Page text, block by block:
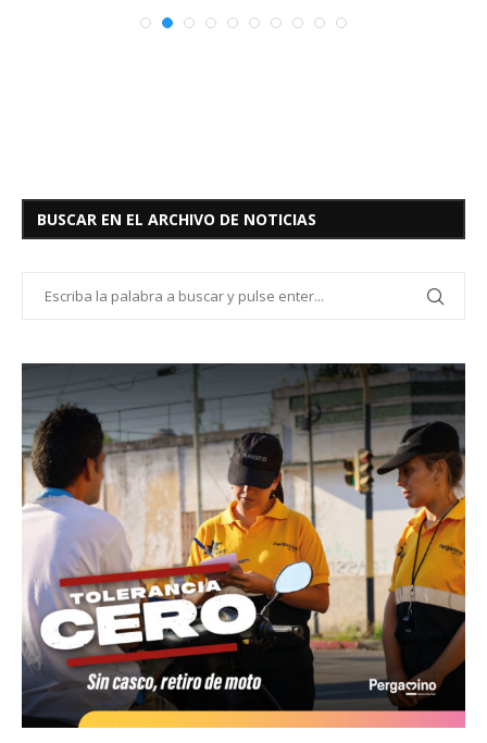
BUSCAR EN EL ARCHIVO DE NOTICIAS